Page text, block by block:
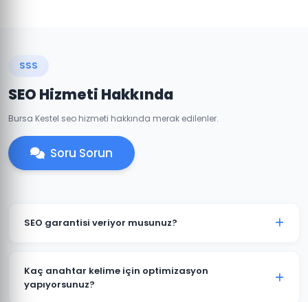
SSS
SEO Hizmeti Hakkında
Bursa Kestel seo hizmeti hakkında merak edilenler.
Soru Sorun
SEO garantisi veriyor musunuz?
vermek etik değildir çünkü sıralamalar Google'ın
algoritmalarına bağlıdır. Ancak Kestel projelerimizde
Kaç anahtar kelime için optimizasyon
yapıyorsunuz?